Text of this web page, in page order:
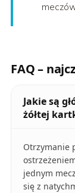
FAQ –
Jakie są
żółtej
Otrzymanie
jednym
się z